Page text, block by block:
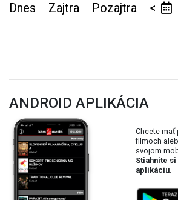
Dnes Zajtra Pozajtra <
ANDROID APLIKÁCIA
Chcete mať
filmoch
svojom
Stiahnite
aplikáciu.